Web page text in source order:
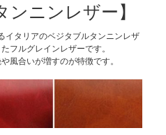
ンニンレザー】
イタリアのベジタブルタンニンレザ
フルグレインレザーです。
風合いが増すのが特徴です。